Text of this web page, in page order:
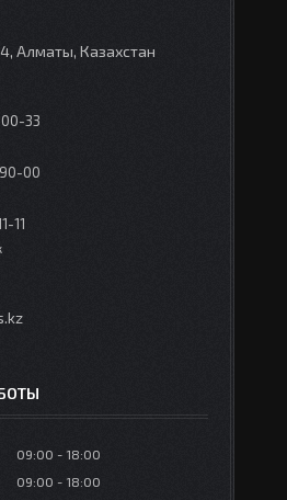
Алматы, Казахстан
33
00
11
09:00
18:00
09:00
18:00